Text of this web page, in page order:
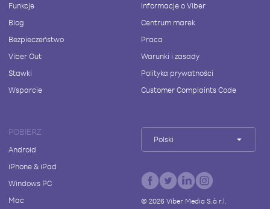
Funkcje
Blog
Bezpieczeństwo
Viber Out
Stawki
Wsparcie
Informacje o Viber
Centrum marek
Praca
Warunki i zasady
Polityka prywatności
Customer Complaints Code
POBIERZ
Android
iPhone & iPad
Windows PC
Mac
Polski
© 2026Viber Media S.à r.l.